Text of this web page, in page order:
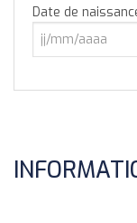
Date de